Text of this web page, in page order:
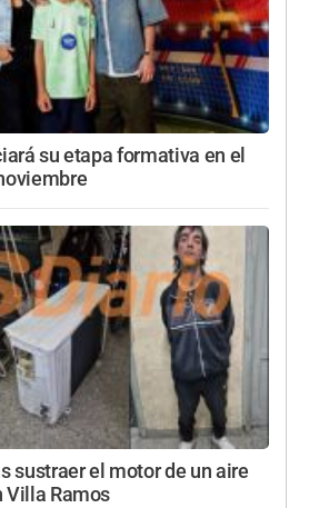
su etapa formativa en el
sustraer el motor de un aire
Villa Ramos